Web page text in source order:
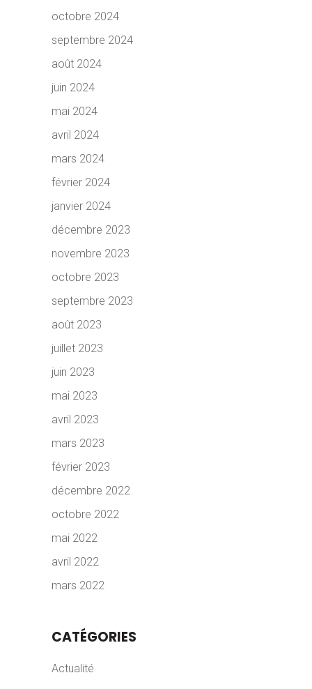
octobre 2024
septembre 2024
août 2024
juin 2024
mai 2024
avril 2024
mars 2024
février 2024
janvier 2024
décembre 2023
novembre 2023
octobre 2023
septembre 2023
août 2023
juillet 2023
juin 2023
mai 2023
avril 2023
mars 2023
février 2023
décembre 2022
octobre 2022
mai 2022
avril 2022
mars 2022
CATÉGORIES
Actualité